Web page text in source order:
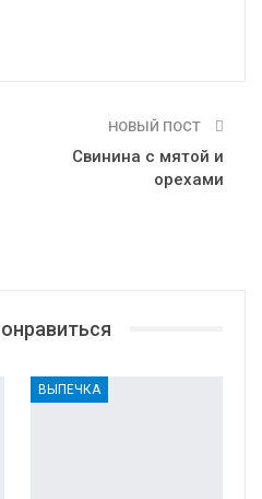
НОВЫЙ ПОСТ
Свинина с мятой и
орехами
ВЫПЕЧКА